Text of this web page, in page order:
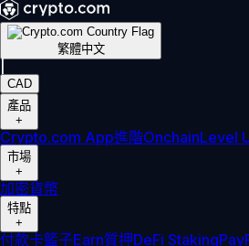
繁體中文
CAD
產品
+
Crypto.com App進階OnchainLevel
市場
+
加密貨幣
特點
+
付款卡籃子Earn質押DeFi StakingPay